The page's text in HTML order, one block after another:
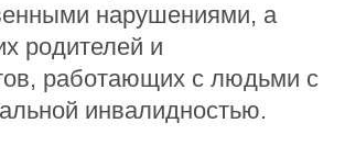
нарушениями, а
родителей и
работающих с людьми с
инвалидностью.